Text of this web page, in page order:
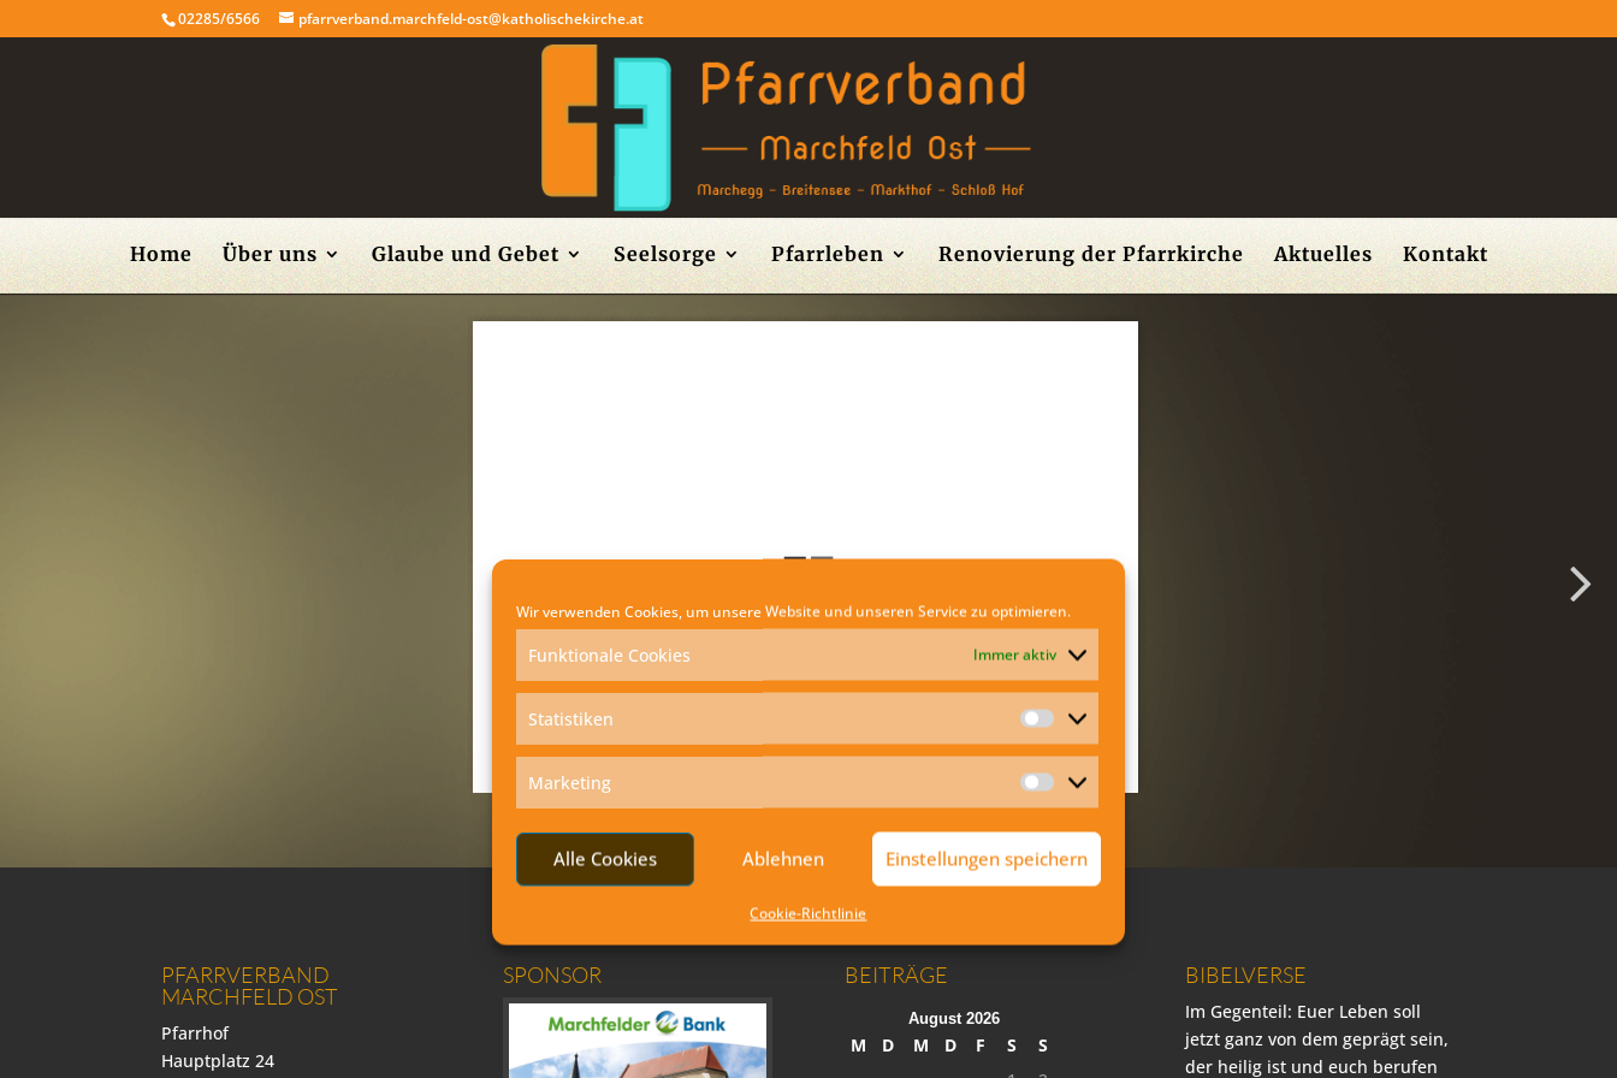
Wir verwenden Cookies, um unsere Website und unseren Service zu optimieren.
Funktionale Cookies Immer aktiv
Statistiken
Statistiken
Marketing
Marketing
Alle Cookies Ablehnen Einstellungen speichern
Cookie-Richtlinie
02285/6566 pfarrverband.marchfeld-ost@katholischekirche.at
Home Über uns Glaube und Gebet Seelsorge Pfarrleben Renovierung der Pfarrkirche Aktuelles Kontakt
PFARRVERBAND
MARCHFELD OST
Pfarrhof
Hauptplatz 24
SPONSOR BEITRÄGE
August 2026
M D M D F S
S
BIBELVERSE
Im Gegenteil: Euer Leben soll
jetzt ganz von dem geprägt sein,
der heilig ist und euch berufen